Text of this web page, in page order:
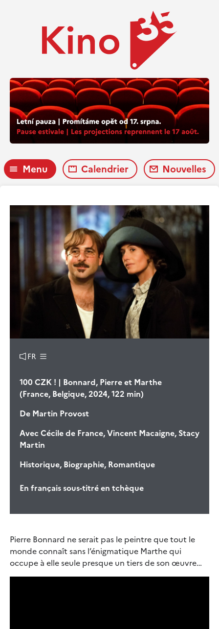
Menu Calendrier Nouvelles
FR
100 CZK ! | Bonnard, Pierre et Marthe
(France, Belgique, 2024, 122 min)
De Martin Provost
AvecCécile de France, Vincent Macaigne, Stacy
Martin
Historique, Biographie, Romantique
En français sous-titré en tchèque
Pierre Bonnard ne serait pas le peintre que tout le
monde connaît sans l’énigmatique Marthe qui
occupe à elle seule presque un tiers de son œuvre…